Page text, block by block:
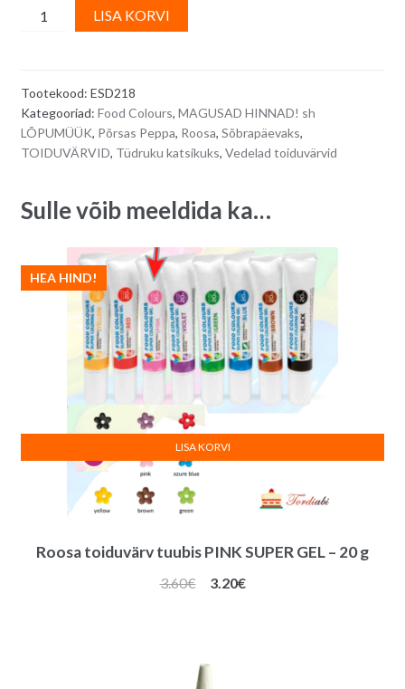
Vedel
toiduvärv
Pink
-
20
LISA KORVI
n
a
:
Tootekood: ESD218
Kategooriad: Food Colours, MAGUSAD HINNAD! sh
LÕPUMÜÜK, Põrsas Peppa, Roosa, Sõbrapäevaks,
TOIDUVÄRVID, Tüdruku katsikuks, Vedelad toiduvärvid
Sulle võib meeldida ka…
Roosa toiduvärv tuubis PINK SUPER GEL – 20 g
HEA HIND!
3.60€
Algne
3.20€Praegune
LISA KORVI